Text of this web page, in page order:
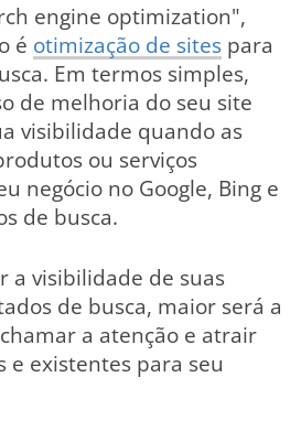
engine optimization",
é otimização de sites para
Em termos simples,
de melhoria do seu site
visibilidade quando as
ou serviços
negócio no Google, Bing e
de busca.
a visibilidade de suas
de busca, maior será a
a atenção e atrair
e existentes para seu